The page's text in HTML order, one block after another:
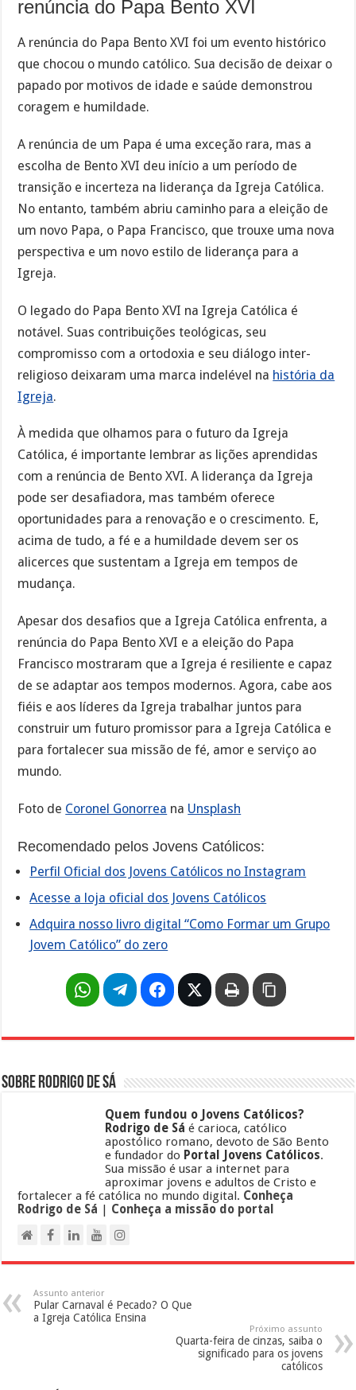
renúncia do Papa Bento XVI
A renúncia do Papa Bento XVI foi um evento histórico
que chocou o mundo católico. Sua decisão de deixar o
papado por motivos de idade e saúde demonstrou
coragem e humildade.
A renúncia de um Papa é uma exceção rara, mas a
escolha de Bento XVI deu início a um período de
transição e incerteza na liderança da Igreja Católica.
No entanto, também abriu caminho para a eleição de
um novo Papa, o Papa Francisco, que trouxe uma nova
perspectiva e um novo estilo de liderança para a
Igreja.
O legado do Papa Bento XVI na Igreja Católica é
notável. Suas contribuições teológicas, seu
compromisso com a ortodoxia e seu diálogo inter-
religioso deixaram uma marca indelével na história da
Igreja.
À medida que olhamos para o futuro da Igreja
Católica, é importante lembrar as lições aprendidas
com a renúncia de Bento XVI. A liderança da Igreja
pode ser desafiadora, mas também oferece
oportunidades para a renovação e o crescimento. E,
acima de tudo, a fé e a humildade devem ser os
alicerces que sustentam a Igreja em tempos de
mudança.
Apesar dos desafios que a Igreja Católica enfrenta, a
renúncia do Papa Bento XVI e a eleição do Papa
Francisco mostraram que a Igreja é resiliente e capaz
de se adaptar aos tempos modernos. Agora, cabe aos
fiéis e aos líderes da Igreja trabalhar juntos para
construir um futuro promissor para a Igreja Católica e
para fortalecer sua missão de fé, amor e serviço ao
mundo.
Foto de Coronel Gonorrea na Unsplash
Recomendado pelos Jovens Católicos:
Perfil Oficial dos Jovens Católicos no Instagram
Acesse a loja oficial dos Jovens Católicos
Adquira nosso livro digital “Como Formar um Grupo
Jovem Católico” do zero
Sobre Rodrigo de Sá
Quem fundou o Jovens Católicos?
Rodrigo de Sá é carioca, católico
apostólico romano, devoto de São Bento
e fundador do Portal Jovens Católicos.
Sua missão é usar a internet para
aproximar jovens e adultos de Cristo e
fortalecer a fé católica no mundo digital. Conheça
Rodrigo de Sá | Conheça a missão do portal
Assunto anterior
Pular Carnaval é Pecado? O Que
a Igreja Católica Ensina
Próximo assunto
Quarta-feira de cinzas, saiba o
significado para os jovens
católicos